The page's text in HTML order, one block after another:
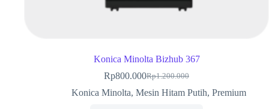
Konica Minolta Bizhub 367
Rp1.200.000
Rp800.000
Konica Minolta, Mesin Hitam Putih, Premium